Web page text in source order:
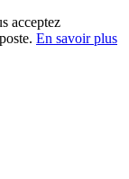
acceptez
En savoir plus